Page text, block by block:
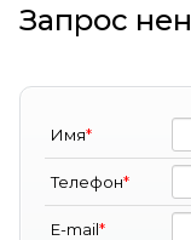
Запрос
Имя*
Телефон*
E-mail*